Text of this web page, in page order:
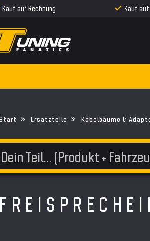
Kauf auf Rechnung Kauf auf
Ersatzteile Kabelbäume &